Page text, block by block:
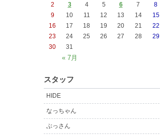
« 7月
2
3 4 5 6 7
8
9
10 11 12 13 14
15
16
17 18 19 20 21
22
23
24 25 26 27 28
29
30
31
スタッフ
HIDE
なっちゃん
ぶっさん